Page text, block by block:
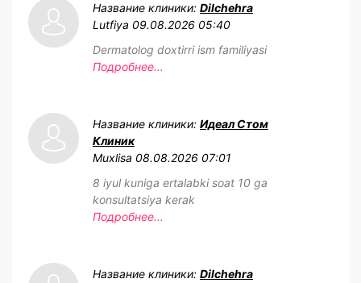
Название клиники: Dilchehra
Lutfiya 09.08.2026 05:40
Dermatolog doxtirri ism familiyasi
Подробнее...
Название клиники: Идеал Стом
Клиник
Muxlisa 08.08.2026 07:01
8 iyul kuniga ertalabki soat 10 ga
konsultatsiya kerak
Подробнее...
Название клиники: Dilchehra